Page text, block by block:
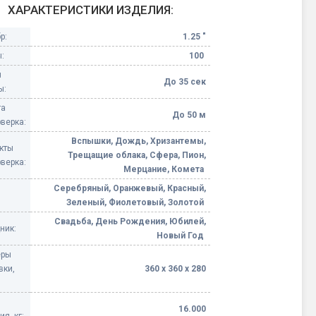
Небесные фонарики
Оборудование для
Елочные гирлянды
Фейерверк-шоу
ХАРАКТЕРИСТИКИ ИЗДЕЛИЯ:
1.25 "
100
До 35 сек
До 50 м
Вспышки, Дождь, Хризантемы,
Трещащие облака, Сфера, Пион,
Мерцание, Комета
Серебряный, Оранжевый, Красный,
Зеленый, Фиолетовый, Золотой
Свадьба, День Рождения, Юбилей,
Новый Год
360 х 360 х 280
16.000